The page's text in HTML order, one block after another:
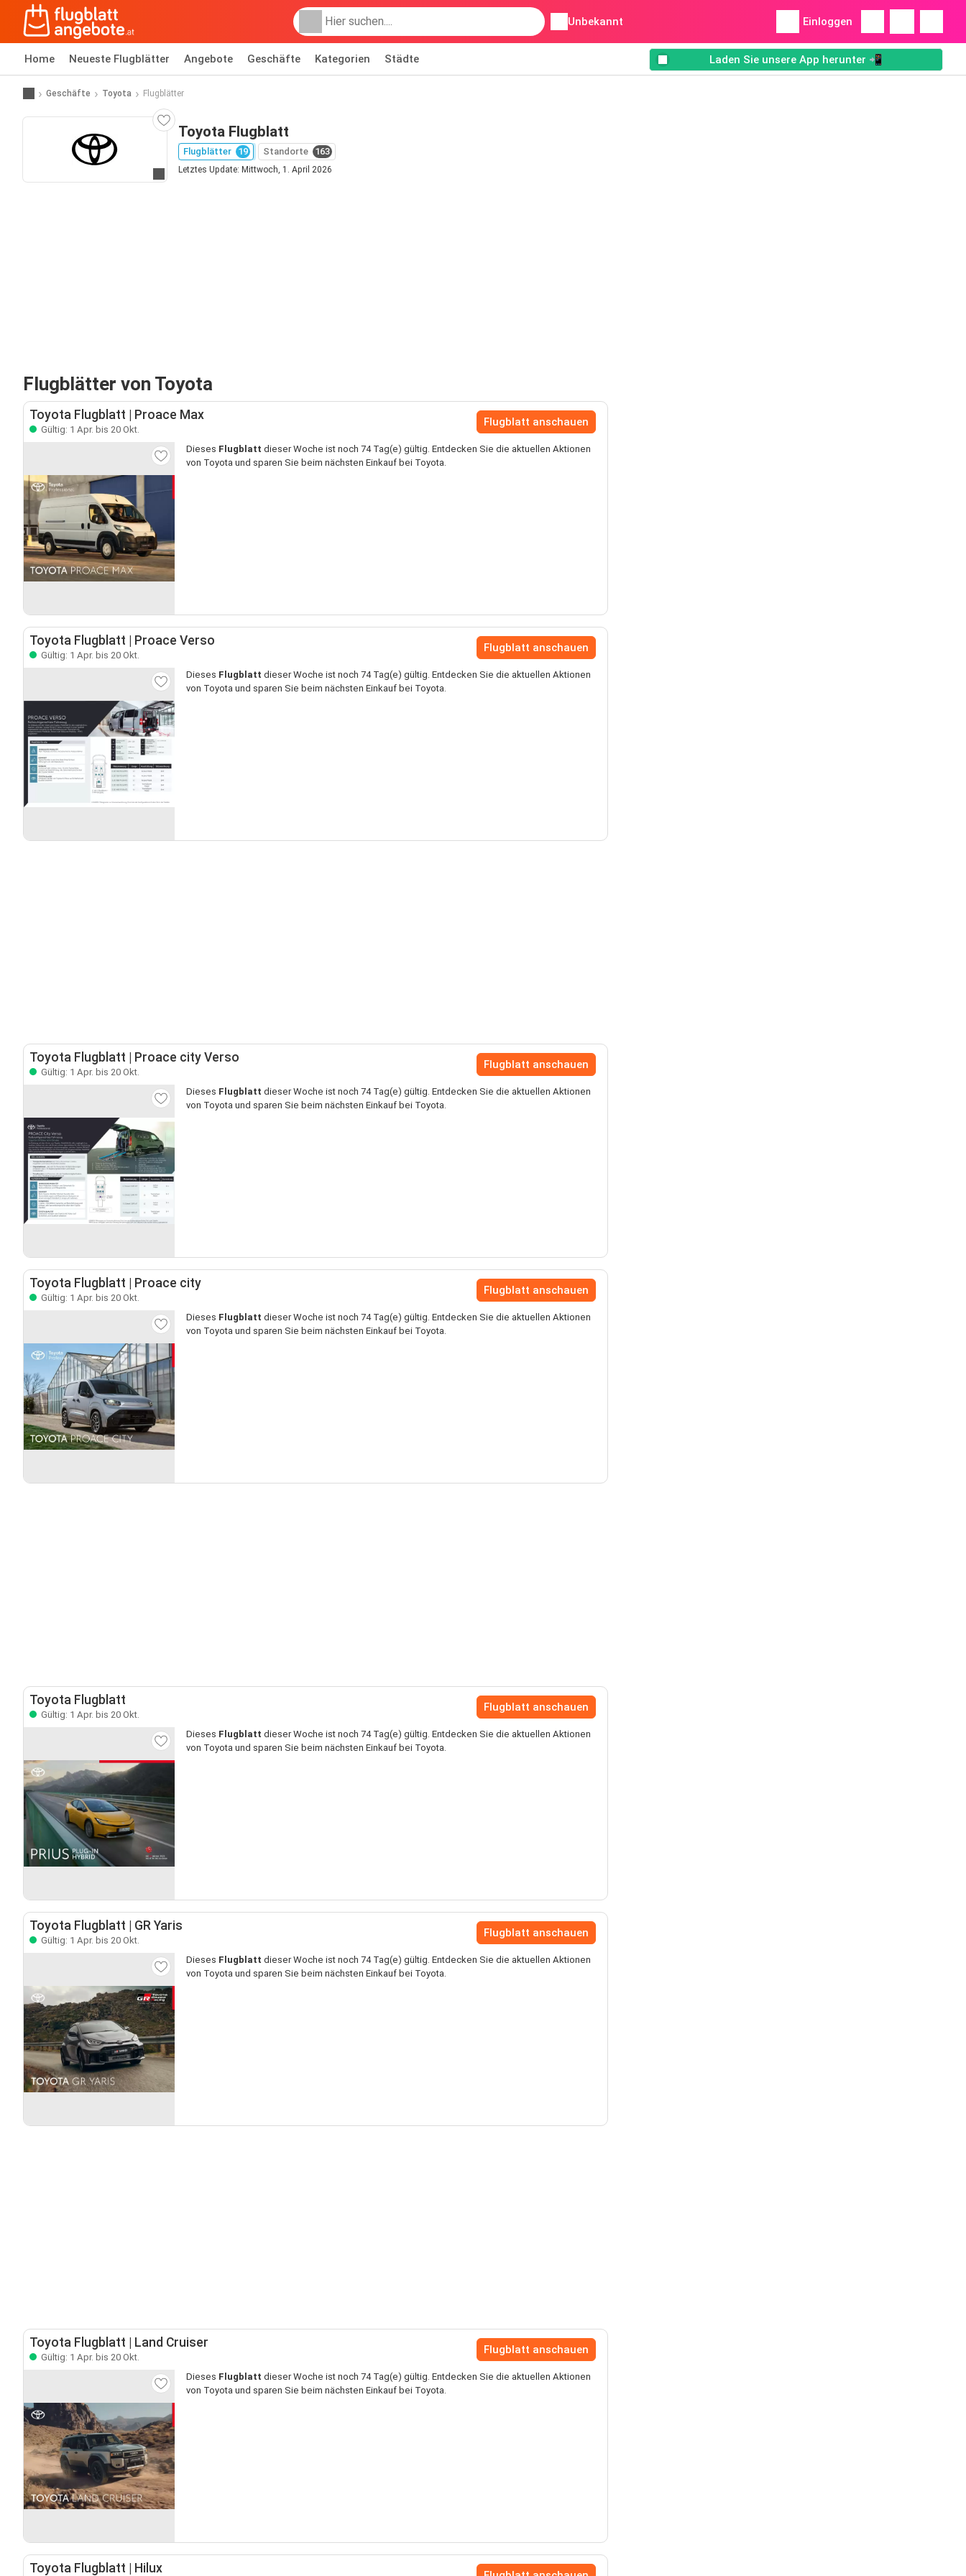
Unbekannt Einloggen
Home Neueste Flugblätter Angebote Geschäfte Kategorien Städte Laden Sie unsere App herunter 📲
Geschäfte Toyota Flugblätter
Zur Website
Toyota Flugblatt
Flugblätter 19 Standorte 163
Letztes Update: Mittwoch, 1. April 2026
Flugblätter von Toyota
Toyota Flugblatt | Proace Max
Gültig: 1 Apr. bis 20 Okt.
Flugblatt anschauen
Dieses Flugblatt dieser Woche ist noch 74 Tag(e) gültig. Entdecken Sie die aktuellen Aktionen
von Toyota und sparen Sie beim nächsten Einkauf bei Toyota.
Toyota Flugblatt | Proace Verso
Gültig: 1 Apr. bis 20 Okt.
Flugblatt anschauen
Dieses Flugblatt dieser Woche ist noch 74 Tag(e) gültig. Entdecken Sie die aktuellen Aktionen
von Toyota und sparen Sie beim nächsten Einkauf bei Toyota.
Toyota Flugblatt | Proace city Verso
Gültig: 1 Apr. bis 20 Okt.
Flugblatt anschauen
Dieses Flugblatt dieser Woche ist noch 74 Tag(e) gültig. Entdecken Sie die aktuellen Aktionen
von Toyota und sparen Sie beim nächsten Einkauf bei Toyota.
Toyota Flugblatt | Proace city
Gültig: 1 Apr. bis 20 Okt.
Flugblatt anschauen
Dieses Flugblatt dieser Woche ist noch 74 Tag(e) gültig. Entdecken Sie die aktuellen Aktionen
von Toyota und sparen Sie beim nächsten Einkauf bei Toyota.
Toyota Flugblatt
Gültig: 1 Apr. bis 20 Okt.
Flugblatt anschauen
Dieses Flugblatt dieser Woche ist noch 74 Tag(e) gültig. Entdecken Sie die aktuellen Aktionen
von Toyota und sparen Sie beim nächsten Einkauf bei Toyota.
Toyota Flugblatt | GR Yaris
Gültig: 1 Apr. bis 20 Okt.
Flugblatt anschauen
Dieses Flugblatt dieser Woche ist noch 74 Tag(e) gültig. Entdecken Sie die aktuellen Aktionen
von Toyota und sparen Sie beim nächsten Einkauf bei Toyota.
Toyota Flugblatt | Land Cruiser
Gültig: 1 Apr. bis 20 Okt.
Flugblatt anschauen
Dieses Flugblatt dieser Woche ist noch 74 Tag(e) gültig. Entdecken Sie die aktuellen Aktionen
von Toyota und sparen Sie beim nächsten Einkauf bei Toyota.
Toyota Flugblatt | Hilux